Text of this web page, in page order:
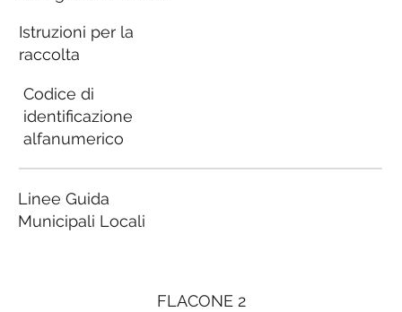
FLACONE 2
Istruzioni per la
raccolta
Codice di
identificazione
alfanumerico
Linee Guida
Municipali Locali